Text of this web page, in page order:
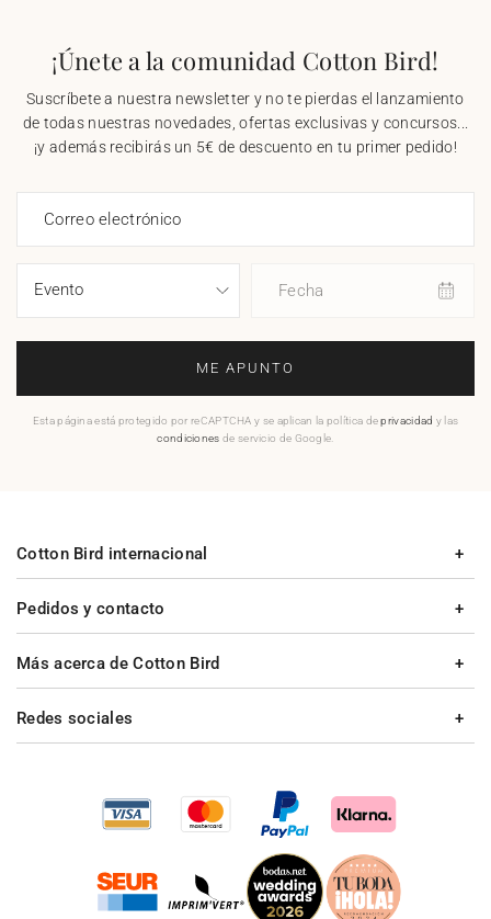
¡Únete a la comunidad Cotton Bird!
Suscríbete a nuestra newsletter y no te pierdas el lanzamiento
de todas nuestras novedades, ofertas exclusivas y concursos...
¡y además recibirás un 5€ de descuento en tu primer pedido!
Correo electrónico
Fecha
ME APUNTO
Esta página está protegido por reCAPTCHA y se aplican la política deprivacidad y las
condiciones de servicio de Google.
Pedidos y contacto
Más acerca de Cotton Bird
Cotton Bird internacional
Redes sociales